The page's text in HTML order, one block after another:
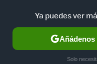
SELECCIÓN GAMING
Ya puedes ver
Solo